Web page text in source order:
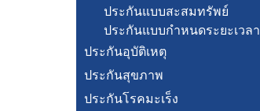
ประกันแบบสะสมทรัพย์
ประกันแบบกำหนดระยะเวลา
ประกันอุบัติเหตุ
ประกันสุขภาพ
ประกันโรคมะเร็ง